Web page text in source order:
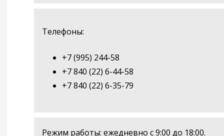
Телефоны:
+7 (995) 244-58
+7 840 (22) 6-44-58
+7 840 (22) 6-35-79
Режим работы: ежедневно с 9:00 до 18:00.